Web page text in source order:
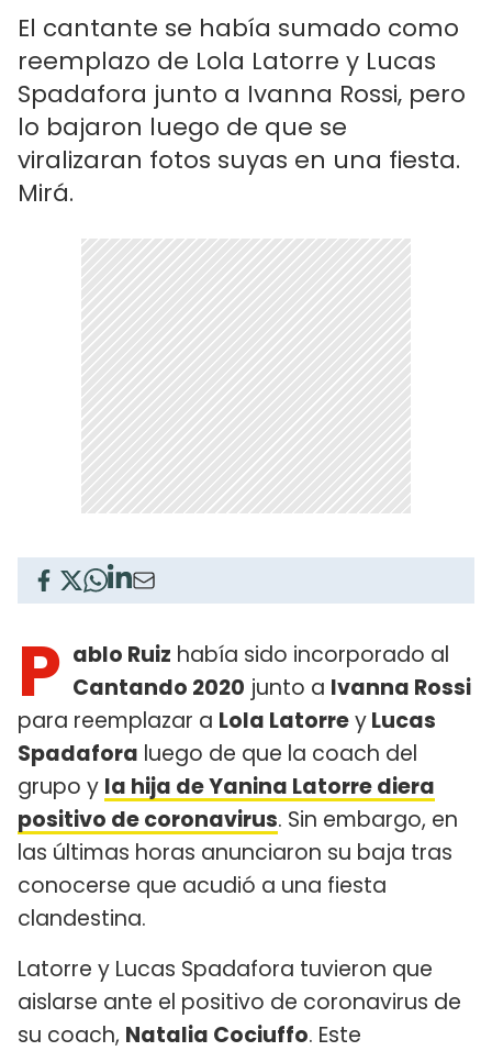
El cantante se había sumado como
reemplazo de Lola Latorre y Lucas
Spadafora junto a Ivanna Rossi, pero
lo bajaron luego de que se
viralizaran fotos suyas en una fiesta.
Mirá.
P ablo Ruiz había sido incorporado al
Cantando 2020 junto a Ivanna Rossi
para reemplazar a Lola LatorreyLucas
Spadafora luego de que la coach del
grupo y la hija de Yanina Latorre diera
positivo de coronavirus. Sin embargo, en
las últimas horas anunciaron su baja tras
conocerse que acudió a una fiesta
clandestina.
Latorre y Lucas Spadafora tuvieron que
aislarse ante el positivo de coronavirus de
su coach, Natalia Cociuffo. Este